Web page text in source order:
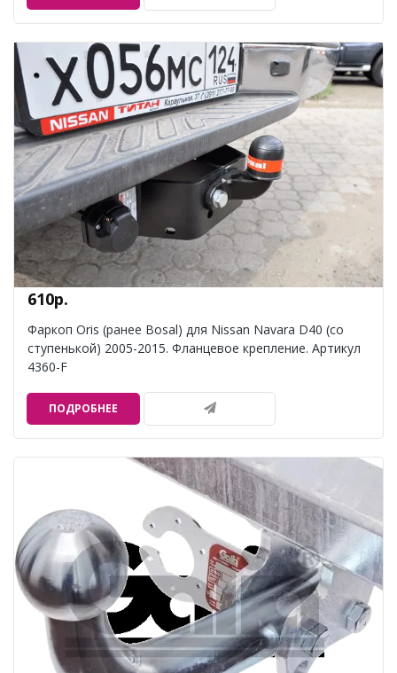
610р.
Фаркоп Oris (ранее Bosal) для Nissan Navara D40 (со
ступенькой) 2005-2015. Фланцевое крепление. Артикул
4360-F
ПОДРОБНЕЕ